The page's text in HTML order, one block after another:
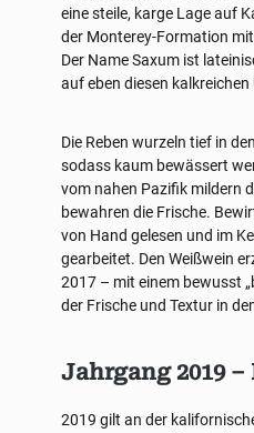
eine steile, karge Lage auf
der Monterey-Formation
Der Name Saxum ist
auf eben diesen
Die Reben wurzeln tief in
sodass kaum bewässert
vom nahen Pazifik mildern
bewahren die Frische.
von Hand gelesen und im
gearbeitet. Den Weißwein
2017 – mit einem bewusst
der Frische und Textur in
Jahrgang 2019 –
2019 gilt an der